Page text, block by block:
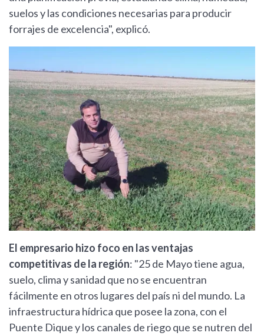
suelos y las condiciones necesarias para producir
forrajes de excelencia", explicó.
El empresario hizo foco en las ventajas
competitivas de la región: "25 de Mayo tiene agua,
suelo, clima y sanidad que no se encuentran
fácilmente en otros lugares del país ni del mundo. La
infraestructura hídrica que posee la zona, con el
Puente Dique y los canales de riego que se nutren del